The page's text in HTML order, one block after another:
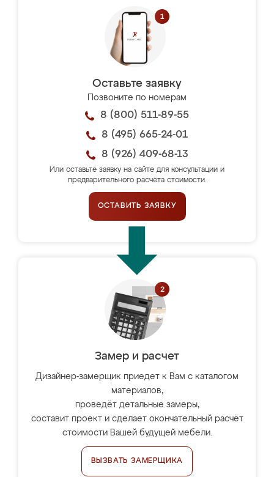
Оставьте заявку
Позвоните по номерам
8 (800) 511-89-55
8 (495) 665-24-01
8 (926) 409-68-13
Или оставьте заявку на сайте для консультации и
предварительного расчёта стоимости.
ОСТАВИТЬ ЗАЯВКУ
Замер и расчет
Дизайнер-замерщик приедет к Вам с каталогом
материалов,
проведёт детальные замеры,
составит проект и сделает окончательный расчёт
стоимости Вашей будущей мебели.
ВЫЗВАТЬ ЗАМЕРЩИКА